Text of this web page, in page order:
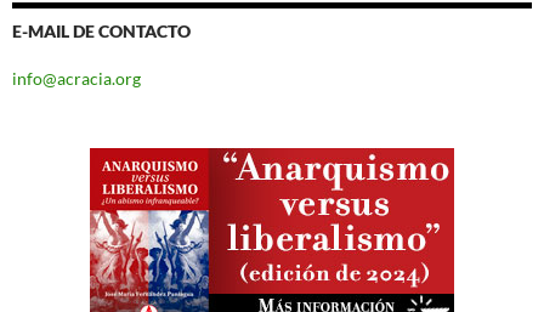
E-MAIL DE CONTACTO
info@acracia.org